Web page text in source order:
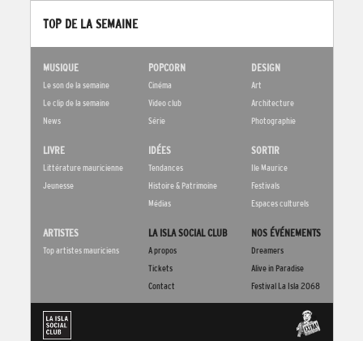
TOP DE LA SEMAINE
MUSIQUE
Le son de la semaine
Le clip de la semaine
News
POPCORN
Cinéma
Video club
Série
DESIGN
Art
Architecture
Photographie
LIVRE
Littérature mauricienne
Jeunesse
IDÉES
Tendances
Histoire & Patrimoine
Médias
SORTIR
Ile Maurice
Festivals
Espaces culturels
ARTISTES
Top artistes mauriciens
LA ISLA SOCIAL CLUB
A propos
Tickets
Contact
NOS ÉVÉNEMENTS
Dreamers
Alive in Paradise
Festival La Isla 2068